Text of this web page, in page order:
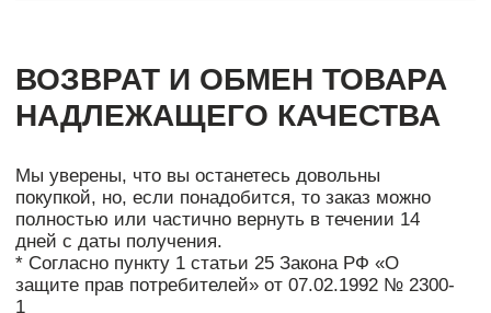
на ваш банковский счет в течение 5-30
рабочих дней (срок зависит от банка, который
выдал вашу банковскую карту).
В случае возврата товара ненадлежащего
качества возврату подлежит также стоимость
оплаты клиентом. При этом клиент обязан
предоставить оригинал чека, или другого
документа, фиксирующего стоимость доставки,
или обратной пересылки товара ненадлежащего
качества. Срок зачисления средств на счет
клиента зависит от сроков, установленных
внутренним регламентом соответствующих
При наличии спора о причинах возникновения